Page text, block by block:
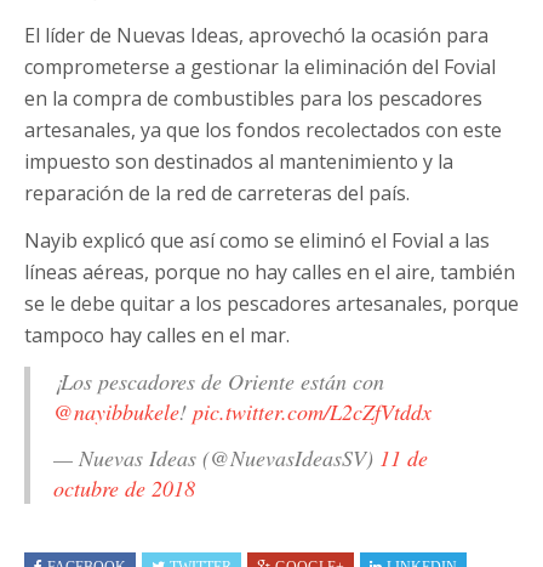
El líder de Nuevas Ideas, aprovechó la ocasión para
comprometerse a gestionar la eliminación del Fovial
en la compra de combustibles para los pescadores
artesanales, ya que los fondos recolectados con este
impuesto son destinados al mantenimiento y la
reparación de la red de carreteras del país.
Nayib explicó que así como se eliminó el Fovial a las
líneas aéreas, porque no hay calles en el aire, también
se le debe quitar a los pescadores artesanales, porque
tampoco hay calles en el mar.
¡Los pescadores de Oriente están con
@nayibbukele! pic.twitter.com/L2cZfVtddx
— Nuevas Ideas (@NuevasIdeasSV) 11 de
octubre de 2018